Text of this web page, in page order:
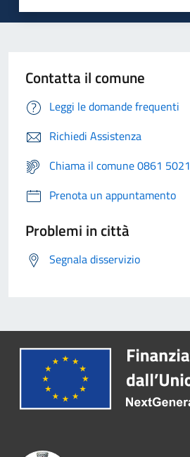
Contatta il comune
Leggi le domande frequenti
Richiedi Assistenza
Chiama il comune 0861 5021
Prenota un appuntamento
Problemi in città
Segnala disservizio